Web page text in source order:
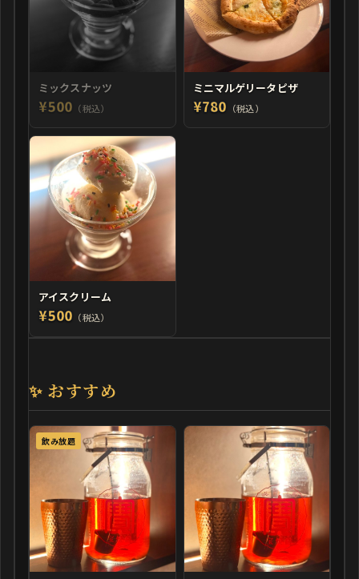
ミックスナッツ
¥500 （税込）
ミニマルゲリータピザ
¥780 （税込）
アイスクリーム
¥500 （税込）
✨ おすすめ
飲み放題